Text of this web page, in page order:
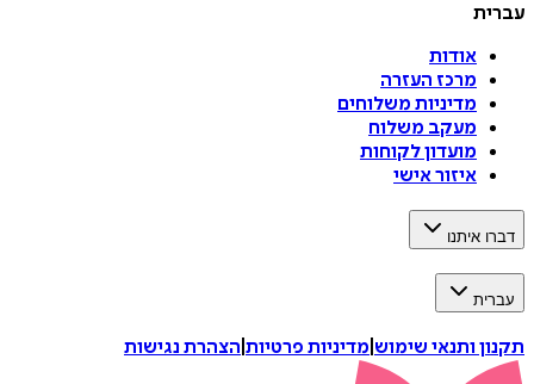
עברית
אודות
מרכז העזרה
מדיניות משלוחים
מעקב משלוח
מועדון לקוחות
איזור אישי
דברו איתנו
עברית
תקנון ותנאי שימוש מדיניות פרטיות הצהרת נגישות